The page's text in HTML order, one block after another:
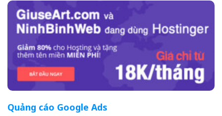
Quảng cáo Google Ads